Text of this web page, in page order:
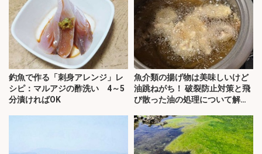
釣魚で作る「刺身アレンジ」レ
シピ：マルアジの酢洗い 4～5
分漬ければOK
魚介類の揚げ物は美味しいけど
油跳ねがち！ 破裂防止対策と飛
び散った油の処理について解